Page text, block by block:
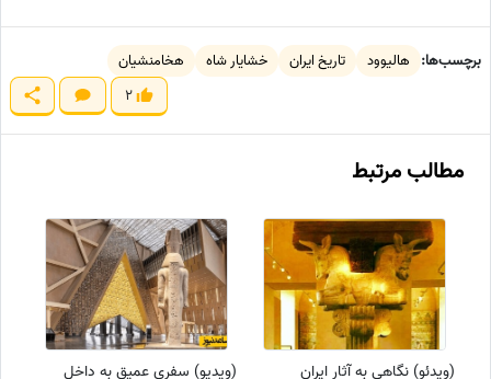
برچسب‌ها: هالیوود تاریخ ایران خشایار شاه
هخامنشیان
2
مطالب مرتبط
(ویدئو) نگاهی به آثار ایران (ویدیو) سفری عمیق به داخل